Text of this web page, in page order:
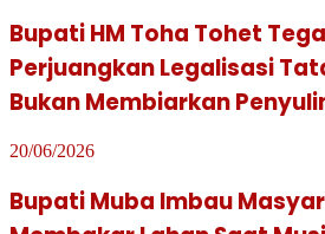
Bupati HM Toha Tohet
Perjuangkan Legalisasi
Bukan Membiarkan
20/06/2026
Bupati Muba Imbau